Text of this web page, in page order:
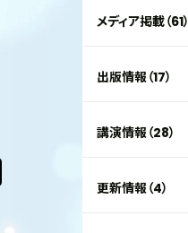
メディア掲載（61）
出版情報（17）
講演情報（28）
更新情報（4）